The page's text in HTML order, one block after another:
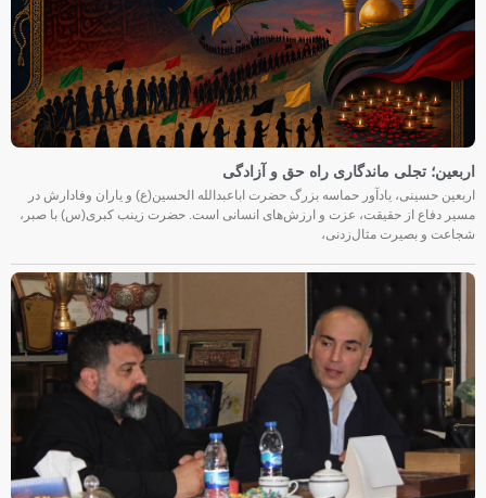
اربعین؛ تجلی ماندگاری راه حق و آزادگی
اربعین حسینی، یادآور حماسه بزرگ حضرت اباعبدالله الحسین(ع) و یاران وفادارش در
مسیر دفاع از حقیقت، عزت و ارزش‌های انسانی است. حضرت زینب کبری(س) با صبر،
شجاعت و بصیرت مثال‌زدنی،